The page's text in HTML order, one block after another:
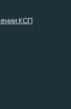
КСП